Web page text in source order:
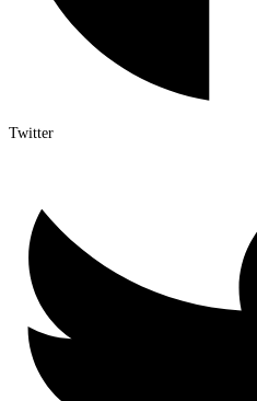
Twitter